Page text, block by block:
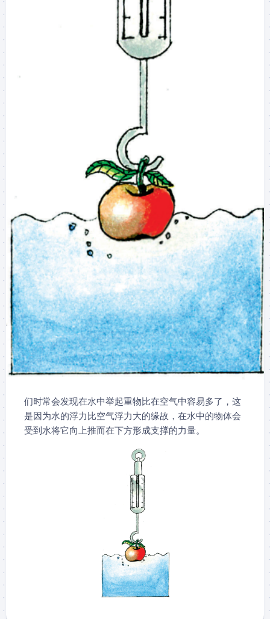
们时常会发现在水中举起重物比在空气中容易多了，这
是因为水的浮力比空气浮力大的缘故，在水中的物体会
受到水将它向上推而在下方形成支撑的力量。